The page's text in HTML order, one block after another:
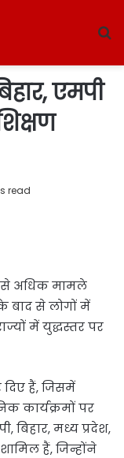
एमपी
read
से अधिक मामले
से लोगों में
में युद्धस्तर पर
हैं, जिसमें
कार्यक्रमों पर
मध्य प्रदेश,
हैं, जिन्होंने